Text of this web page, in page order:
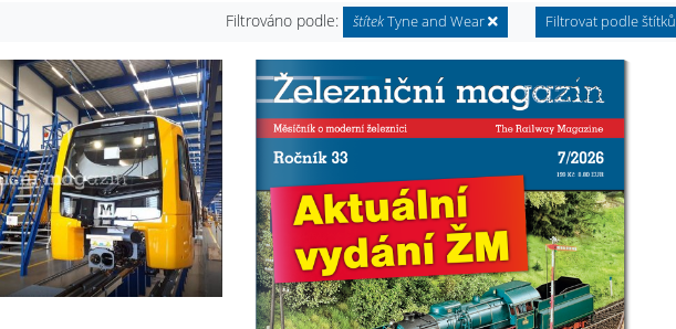
Filtrováno podle:
štítekTyne and Wear Filtrovat podle štítků